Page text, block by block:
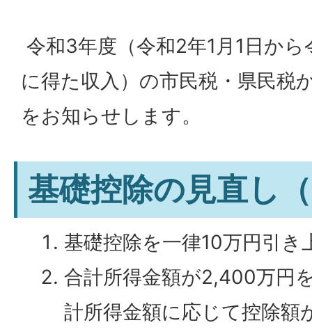
令和3年度（令和2年1⽉1⽇か
に得た収⼊）の市⺠税・県⺠税
をお知らせします。
基礎控除の⾒直し
基礎控除を⼀律10万円引き
合計所得⾦額が2,400万円
計所得⾦額に応じて控除額